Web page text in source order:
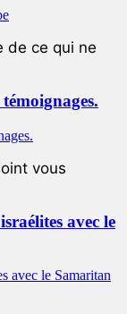
de ce qui ne
vous
avec le